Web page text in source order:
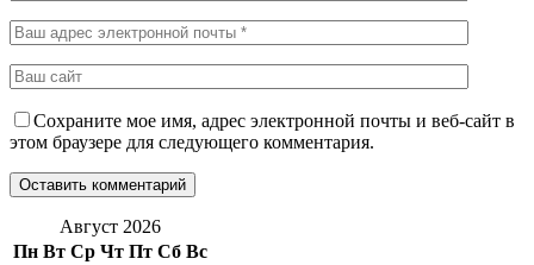
Сохраните мое имя, адрес электронной почты и веб-сайт в
этом браузере для следующего комментария.
Август 2026
Пн Вт Ср Чт Пт Сб Вс